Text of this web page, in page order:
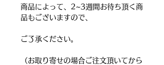
商品によって、2~3週間お待ち頂く商
品もございますので、
ご了承ください。
（お取り寄せの場合ご注文頂いてから